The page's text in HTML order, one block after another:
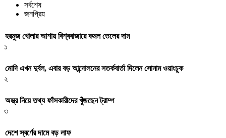
সর্বশেষ
জনপ্রিয়
হরমুজ খোলার আশায় বিশ্ববাজারে কমল তেলের দাম
১
মোদি এখন দুর্বল, এবার বড় আন্দোলনের সতর্কবার্তা দিলেন সোনাম ওয়াংচুক
২
অস্ত্র নিয়ে তথ্য ফাঁসকারীদের খুঁজছেন ট্রাম্প
৩
দেশে স্বর্ণের দামে বড় লাফ